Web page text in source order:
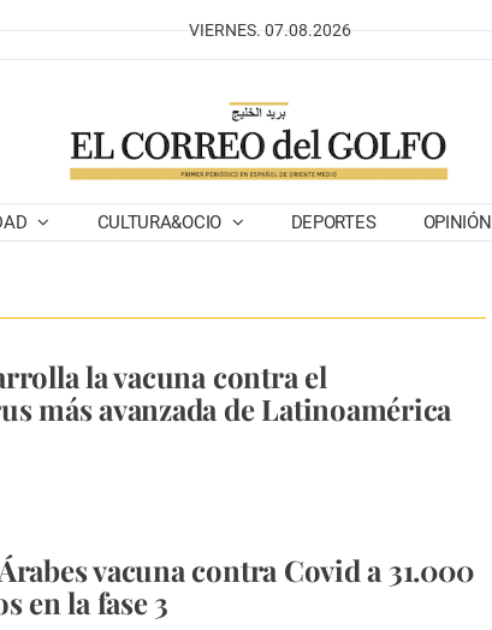
VIERNES. 07.08.2026
CULTURA&OCIO DEPORTES OPINIÓN
la vacuna contra el
más avanzada de Latinoamérica
vacuna contra Covid a 31.000
en la fase 3